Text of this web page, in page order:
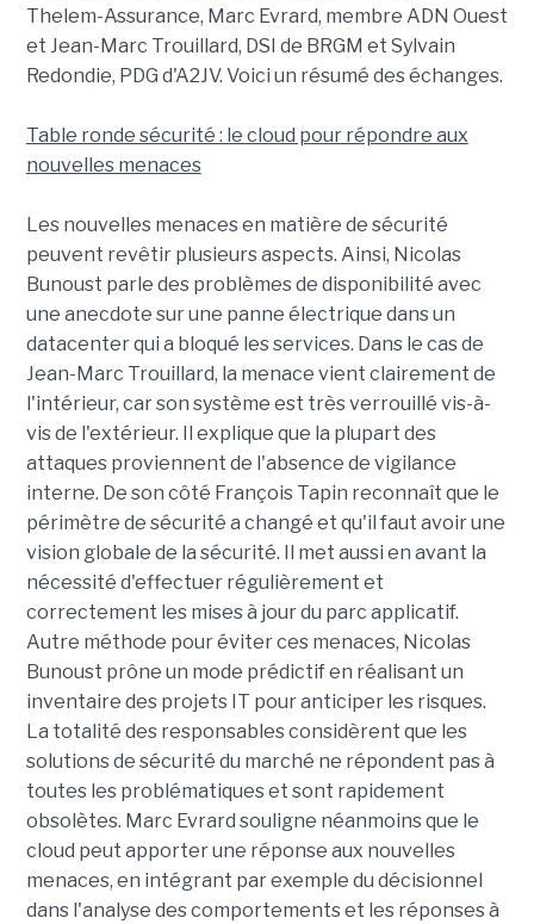
Thelem-Assurance, Marc Evrard, membre ADN Ouest
et Jean-Marc Trouillard, DSI de BRGM et Sylvain
Redondie, PDG d'A2JV. Voici un résumé des échanges.
Table ronde sécurité : le cloud pour répondre aux
nouvelles menaces
Les nouvelles menaces en matière de sécurité
peuvent revêtir plusieurs aspects. Ainsi, Nicolas
Bunoust parle des problèmes de disponibilité avec
une anecdote sur une panne électrique dans un
datacenter qui a bloqué les services. Dans le cas de
Jean-Marc Trouillard, la menace vient clairement de
l'intérieur, car son système est très verrouillé vis-à-
vis de l'extérieur. Il explique que la plupart des
attaques proviennent de l'absence de vigilance
interne. De son côté François Tapin reconnaît que le
périmètre de sécurité a changé et qu'il faut avoir une
vision globale de la sécurité. Il met aussi en avant la
nécessité d'effectuer régulièrement et
correctement les mises à jour du parc applicatif.
Autre méthode pour éviter ces menaces, Nicolas
Bunoust prône un mode prédictif en réalisant un
inventaire des projets IT pour anticiper les risques.
La totalité des responsables considèrent que les
solutions de sécurité du marché ne répondent pas à
toutes les problématiques et sont rapidement
obsolètes. Marc Evrard souligne néanmoins que le
cloud peut apporter une réponse aux nouvelles
menaces, en intégrant par exemple du décisionnel
dans l'analyse des comportements et les réponses à